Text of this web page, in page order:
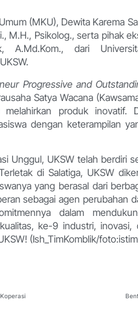
(MKU), Dewita Karema
M.H., Psikolog., serta pihak
dari
Progressive and
Satya Wacana
produk inovatif.
dengan keterampilan
Unggul, UKSW telah berdiri
di Salatiga, UKSW
yang berasal dari
sebagai agen perubahan
dalam
ke-9 industri, inovasi,
(Ish_TimKomblik/